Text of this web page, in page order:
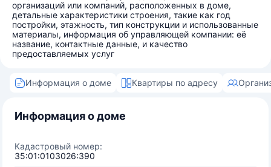
организаций или компаний, расположенных в доме,
детальные характеристики строения, такие как год
постройки, этажность, тип конструкции и использованные
материалы, информация об управляющей компании: её
название, контактные данные, и качество
предоставляемых услуг
Информация о доме Квартиры по адресу
Информация о доме
Кадастровый номер:
35:01:0103026:390